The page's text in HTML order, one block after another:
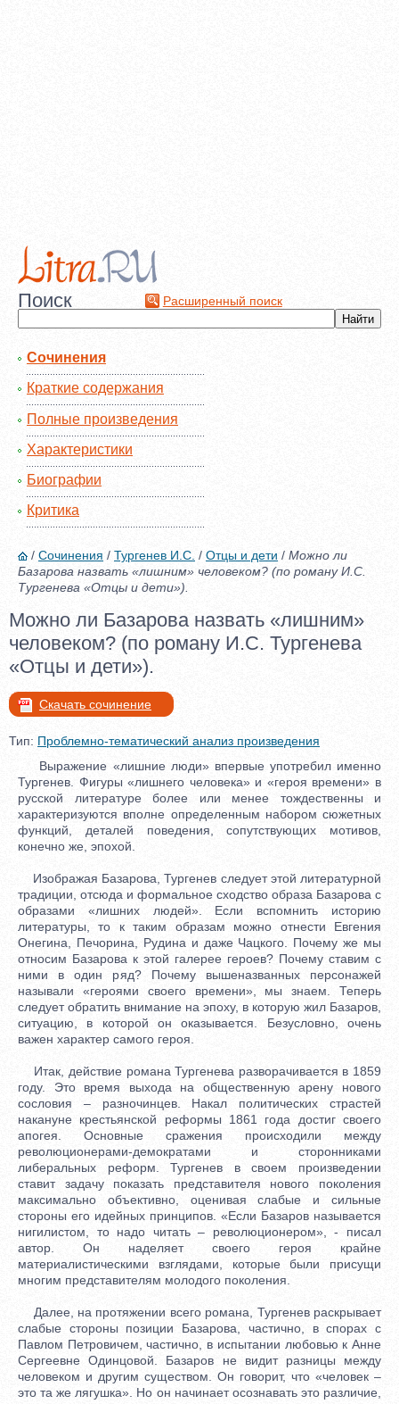
Поиск Расширенный поиск
Сочинения
Краткие содержания
Полные произведения
Характеристики
Биографии
Критика
/ Сочинения / Тургенев И.С. / Отцы и дети / Можно ли
Базарова назвать «лишним» человеком? (по роману И.С.
Тургенева «Отцы и дети»).
Можно ли Базарова назвать «лишним»
человеком? (по роману И.С. Тургенева
«Отцы и дети»).
Скачать сочинение
Тип: Проблемно-тематический анализ произведения
Выражение «лишние люди» впервые употребил именно
Тургенев. Фигуры «лишнего человека» и «героя времени» в
русской литературе более или менее тождественны и
характеризуются вполне определенным набором сюжетных
функций, деталей поведения, сопутствующих мотивов,
конечно же, эпохой.
Изображая Базарова, Тургенев следует этой литературной
традиции, отсюда и формальное сходство образа Базарова с
образами «лишних людей». Если вспомнить историю
литературы, то к таким образам можно отнести Евгения
Онегина, Печорина, Рудина и даже Чацкого. Почему же мы
относим Базарова к этой галерее героев? Почему ставим с
ними в один ряд? Почему вышеназванных персонажей
называли «героями своего времени», мы знаем. Теперь
следует обратить внимание на эпоху, в которую жил Базаров,
ситуацию, в которой он оказывается. Безусловно, очень
важен характер самого героя.
Итак, действие романа Тургенева разворачивается в 1859
году. Это время выхода на общественную арену нового
сословия – разночинцев. Накал политических страстей
накануне крестьянской реформы 1861 года достиг своего
апогея. Основные сражения происходили между
революционерами-демократами и сторонниками
либеральных реформ. Тургенев в своем произведении
ставит задачу показать представителя нового поколения
максимально объективно, оценивая слабые и сильные
стороны его идейных принципов. «Если Базаров называется
нигилистом, то надо читать – революционером», - писал
автор. Он наделяет своего героя крайне
материалистическими взглядами, которые были присущи
многим представителям молодого поколения.
Далее, на протяжении всего романа, Тургенев раскрывает
слабые стороны позиции Базарова, частично, в спорах с
Павлом Петровичем, частично, в испытании любовью к Анне
Сергеевне Одинцовой. Базаров не видит разницы между
человеком и другим существом. Он говорит, что «человек –
это та же лягушка». Но он начинает осознавать это различие,